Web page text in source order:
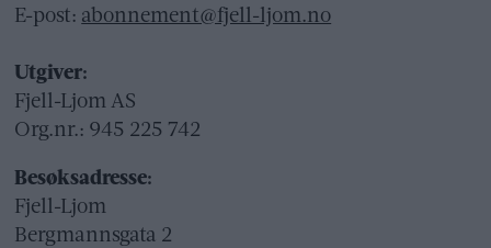
E-post: abonnement@fjell-ljom.no
Utgiver:
Fjell-Ljom AS
Org.nr.: 945 225 742
Besøksadresse:
Fjell-Ljom
Bergmannsgata 2